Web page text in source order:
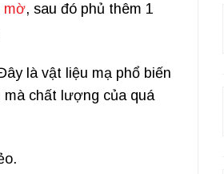
mờ, sau đó phủ thêm 1
là vật liệu mạ phổ biến
chất lượng của quá